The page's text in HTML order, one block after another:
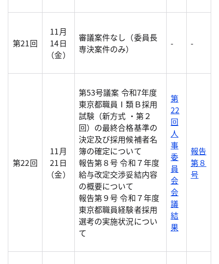
第21回
11月
14日
（金）
審議案件なし（委員長
専決案件のみ）
- -
第22回
11月
21日
（金）
第53号議案 令和7年度
東京都職員Ⅰ類Ｂ採用
試験（新方式 ・第２
回）の最終合格基準の
決定及び採用候補者名
簿の確定について
報告第８号 令和７年度
給与改定交渉妥結内容
の概要について
報告第９号 令和７年度
東京都職員経験者採用
選考の実施状況につい
て
第
22
回
人
事
委
員
会
会
議
結
果
報告
第８
号